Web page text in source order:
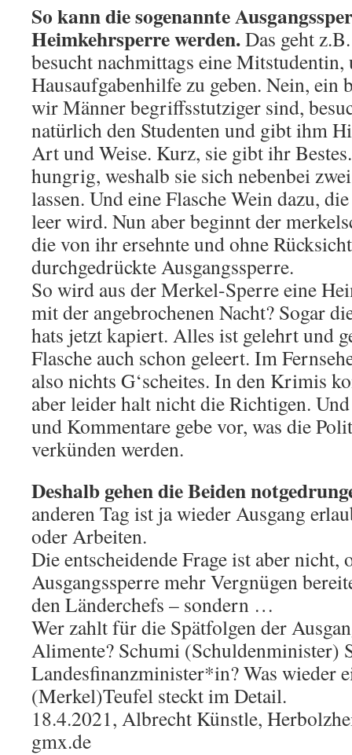
So kann die sogenannte
Heimkehrsperre werden.Das geht
besucht nachmittags eine
Hausaufgabenhilfe zu geben. Nein, ein
wir Männer begriffsstutziger sind,
natürlich den Studenten und gibt ihm
Art und Weise. Kurz, sie gibt ihr
hungrig, weshalb sie sich nebenbei
lassen. Und eine Flasche Wein dazu,
leer wird. Nun aber beginnt der
die von ihr ersehnte und ohne
durchgedrückte Ausgangssperre.
So wird aus der Merkel-Sperre eine
mit der angebrochenen Nacht? Sogar
hats jetzt kapiert. Alles ist gelehrt und
Flasche auch schon geleert. Im
also nichts G‘scheites. In den Krimis
aber leider halt nicht die Richtigen.
und Kommentare gebe vor, was die
verkünden werden.
Deshalb gehen die Beiden
anderen Tag ist ja wieder Ausgang
oder Arbeiten.
Die entscheidende Frage ist aber nicht,
Ausgangssperre mehr Vergnügen
den Länderchefs – sondern …
Wer zahlt für die Spätfolgen der
Alimente? Schumi (Schuldenminister)
Landesfinanzminister*in? Was wieder
(Merkel)Teufel steckt im Detail.
18.4.2021, Albrecht Künstle,
gmx.de